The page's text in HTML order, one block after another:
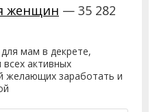
женщин — 35 282
мам в декрете,
активных
желающих заработать и